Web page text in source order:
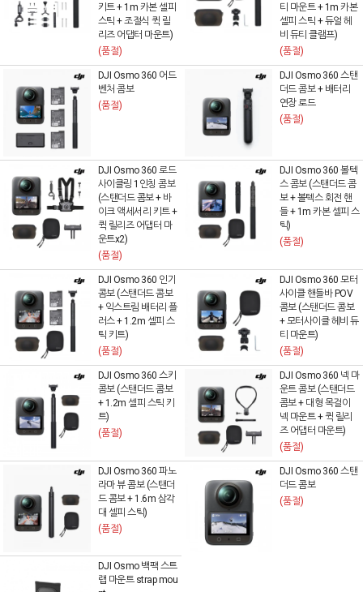
키트 + 1m 카본 셀피
스틱 + 조절식 퀵 릴
리즈 어댑터 마운트)
(품절)
티 마운트 + 1m 카본
셀피 스틱 + 듀얼 헤
비 듀티 클램프)
(품절)
DJI Osmo 360 어드
벤처 콤보
(품절)
DJI Osmo 360 스탠
더드 콤보 + 배터리
연장 로드
(품절)
DJI Osmo 360 로드
사이클링 1인칭 콤보
(스탠더드 콤보 + 바
이크 액세서리 키트 +
퀵 릴리즈 어댑터 마
운트x2)
(품절)
DJI Osmo 360 볼텍
스 콤보 (스탠더드 콤
보 + 볼텍스 회전 핸
들 + 1m 카본 셀피 스
틱)
(품절)
DJI Osmo 360 인기
콤보 (스탠더드 콤보
+ 익스트림 배터리 플
러스 + 1.2m 셀피 스
틱 키트)
(품절)
DJI Osmo 360 모터
사이클 핸들바 POV
콤보 (스탠더드 콤보
+ 모터사이클 헤비 듀
티 마운트)
(품절)
DJI Osmo 360 스키
콤보 (스탠더드 콤보
+ 1.2m 셀피 스틱 키
트)
(품절)
DJI Osmo 360 넥 마
운트 콤보 (스탠더드
콤보 + 대형 목걸이
넥 마운트 + 퀵 릴리
즈 어댑터 마운트)
(품절)
DJI Osmo 360 파노
라마 뷰 콤보 (스탠더
드 콤보 + 1.6m 삼각
대 셀피 스틱)
(품절)
DJI Osmo 360 스탠
더드 콤보
(품절)
DJI Osmo 백팩 스트
랩 마운트 strap mou